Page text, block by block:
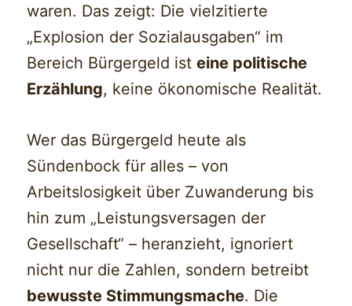
waren. Das zeigt: Die vielzitierte
„Explosion der Sozialausgaben“ im
Bereich Bürgergeld isteine politische
Erzählung, keine ökonomische Realität.
Wer das Bürgergeld heute als
Sündenbock für alles – von
Arbeitslosigkeit über Zuwanderung bis
hin zum „Leistungsversagen der
Gesellschaft“ – heranzieht, ignoriert
nicht nur die Zahlen, sondern betreibt
bewusste Stimmungsmache. Die